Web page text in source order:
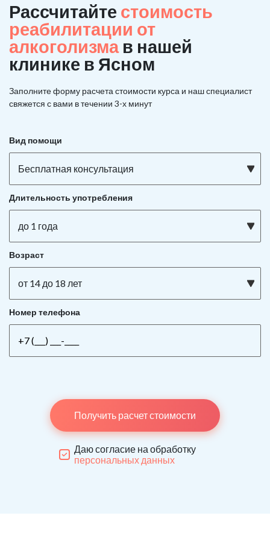
Рассчитайте стоимость
реабилитации от
алкоголизма в нашей
клинике в Ясном
Заполните форму расчета стоимости курса и наш специалист
свяжется с вами в течении 3-х минут
Вид помощи
Бесплатная консультация
Длительность употребления
до 1 года
Возраст
от 14 до 18 лет
Номер телефона
Получить расчет стоимости
Даю согласие на обработку
персональных данных